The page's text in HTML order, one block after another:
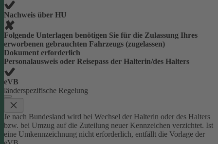
Nachweis über HU
Folgende Unterlagen benötigen Sie für die Zulassung Ihres
erworbenen gebrauchten Fahrzeugs (zugelassen)
Dokument erforderlich
Personalausweis oder Reisepass der Halterin/des Halters
eVB
länderspezifische Regelung
Je nach Bundesland wird bei Wechsel der Halterin oder des Halters
bzw. bei Umzug auf die Zuteilung neuer Kennzeichen verzichtet. Ist
eine Umkennzeichnung nicht erforderlich, entfällt die Vorlage der